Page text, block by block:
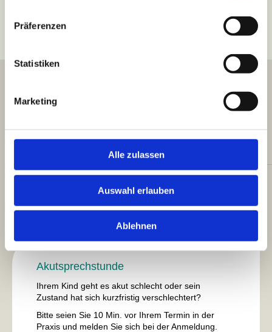
Präferenzen
Statistiken
Marketing
Alle zulassen
Auswahl erlauben
Ablehnen
Folgende Terminvarianten bieten wir
an:
Bitte beachten Sie, dass die Anzahl der online buchbaren
Termine pro Patient begrenzt ist.
Akutsprechstunde
Ihrem Kind geht es akut schlecht oder sein
Zustand hat sich kurzfristig verschlechtert?
Bitte seien Sie 10 Min. vor Ihrem Termin in der
Praxis und melden Sie sich bei der Anmeldung.